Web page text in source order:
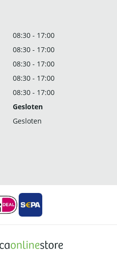
08:30 - 17:00
08:30 - 17:00
08:30 - 17:00
08:30 - 17:00
08:30 - 17:00
Gesloten
Gesloten